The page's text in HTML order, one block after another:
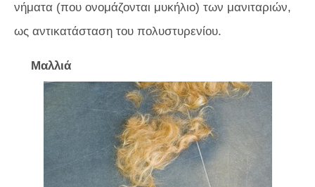
νήματα (που ονομάζονται μυκήλιο) των μανιταριών,
ως αντικατάσταση του πολυστυρενίου.
Μαλλιά